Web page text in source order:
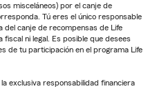
misceláneos) por el canje de
Tú eres el único responsable
del canje de recompensas de Life
ni legal. Es posible que desees
de tu participación en el programa Life
exclusiva responsabilidad financiera